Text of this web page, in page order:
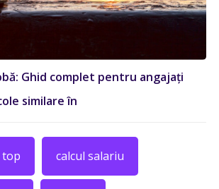
Ghid complet pentru angajați
similare în
calcul salariu